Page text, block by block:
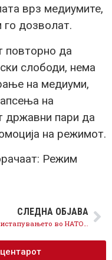
врз медиумите,
го дозволат.
повторно да
слободи, нема
на медиуми,
на
државни пари да
на режимот.
Режим
СЛЕДНА ОБЈАВА